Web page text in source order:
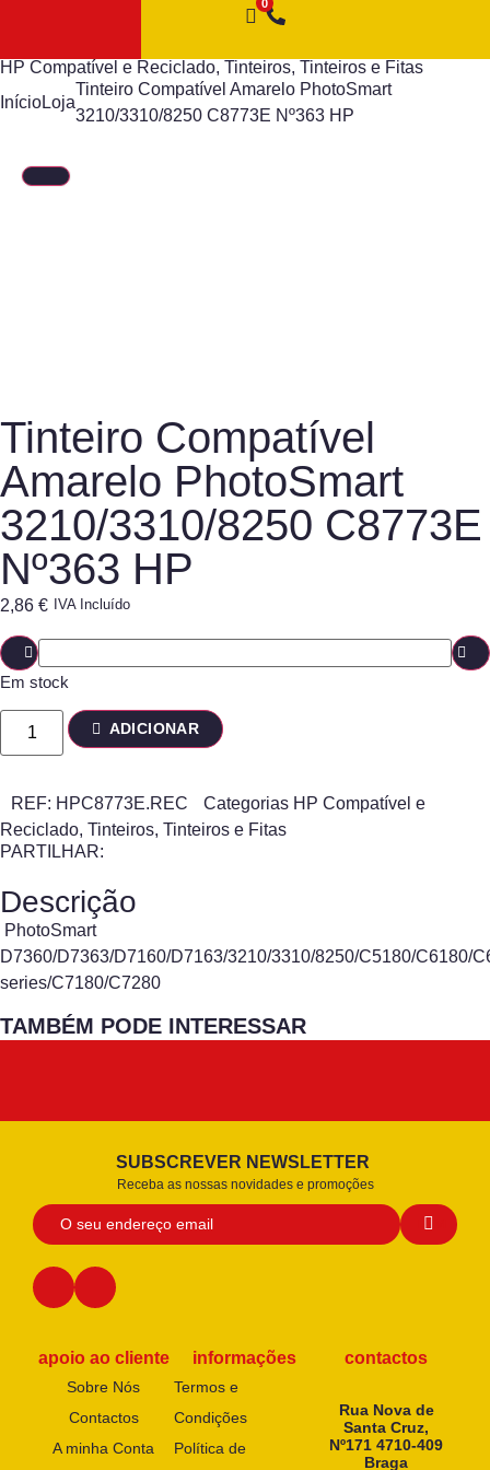
HP Compatível e Reciclado, Tinteiros, Tinteiros e Fitas
InícioLoja
Tinteiro Compatível Amarelo PhotoSmart
3210/3310/8250 C8773E Nº363 HP
Tinteiro Compatível
Amarelo PhotoSmart
3210/3310/8250 C8773E
Nº363 HP
2,86 € IVA Incluído
Em stock
ADICIONAR
REF: HPC8773E.REC Categorias HP Compatível e
Reciclado, Tinteiros, Tinteiros e Fitas
PARTILHAR:
Descrição
PhotoSmart
D7360/D7363/D7160/D7163/3210/3310/8250/C5180/C6180/
series/C7180/C7280
TAMBÉM PODE INTERESSAR
SUBSCREVER NEWSLETTER
Receba as nossas novidades e promoções
apoio ao cliente
Sobre Nós
Contactos
A minha Conta
informações
Termos e
Condições
Política de
contactos
Rua Nova de
Santa Cruz,
Nº171 4710-409
Braga